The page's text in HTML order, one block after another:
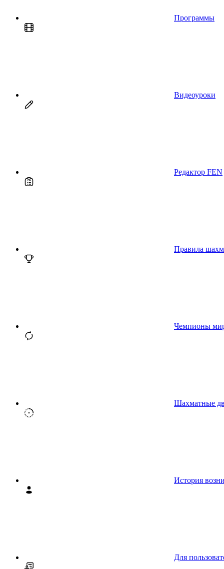
Программы
Видеоуроки
Редактор FEN
Правила
Чемпионы
Шахматные
История
Для